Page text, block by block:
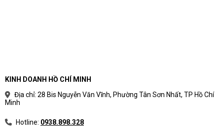
KINH DOANH HỒ CHÍ MINH
Địa chỉ: 28 Bis Nguyễn Văn Vĩnh, Phường Tân Sơn Nhất, TP Hồ Chí
Minh
Hotline: 0938.898.328